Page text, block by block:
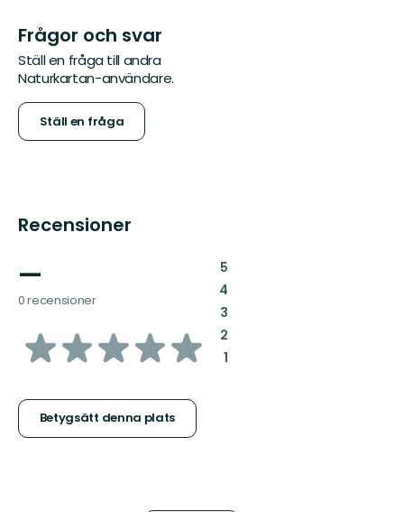
Frågor och svar
Ställ en fråga till andra
Naturkartan-användare.
Ställ en fråga
Recensioner
—
0 recensioner
av
stjärnor
Betygsätt denna plats
5:
4:
3:
2:
1: